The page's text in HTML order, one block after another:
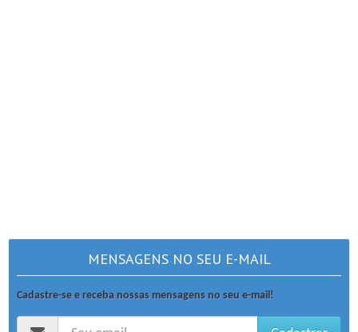
MENSAGENS NO SEU E-MAIL
Cadastre-se e receba nossas mensagens no seu e-mail!